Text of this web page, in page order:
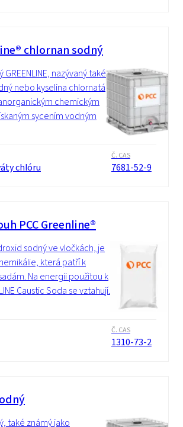
chlornan sodný
nazývaný také
nebo kyselina chlornatá
chemickým
sycením vodným
chlóru
Č. CAS
7681-52-9
PCC Greenline®
sodný ve vločkách, je
která patří k
Na energii použitou k
Caustic Soda se vztahují...
Č. CAS
1310-73-2
také známý jako